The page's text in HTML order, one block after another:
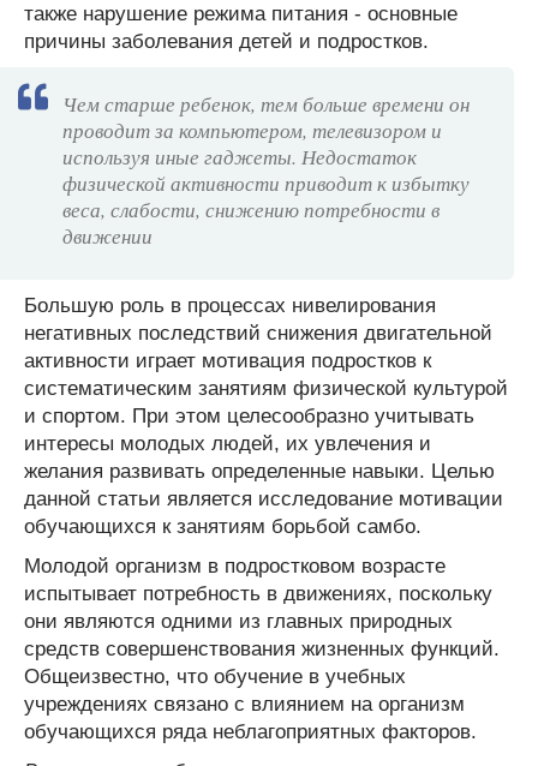
также нарушение режима питания - основные
причины заболевания детей и подростков.
Чем старше ребенок, тем больше времени он
проводит за компьютером, телевизором и
используя иные гаджеты. Недостаток
физической активности приводит к избытку
веса, слабости, снижению потребности в
движении
Большую роль в процессах нивелирования
негативных последствий снижения двигательной
активности играет мотивация подростков к
систематическим занятиям физической культурой
и спортом. При этом целесообразно учитывать
интересы молодых людей, их увлечения и
желания развивать определенные навыки. Целью
данной статьи является исследование мотивации
обучающихся к занятиям борьбой самбо.
Молодой организм в подростковом возрасте
испытывает потребность в движениях, поскольку
они являются одними из главных природных
средств совершенствования жизненных функций.
Общеизвестно, что обучение в учебных
учреждениях связано с влиянием на организм
обучающихся ряда неблагоприятных факторов.